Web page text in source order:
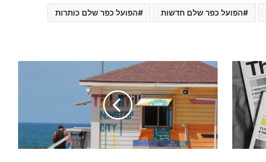
הפועל כפר שלם חדשות הפועל כפר שלם כותרות
כ
ו
ת
ר
ו
ת
ה
י
ו